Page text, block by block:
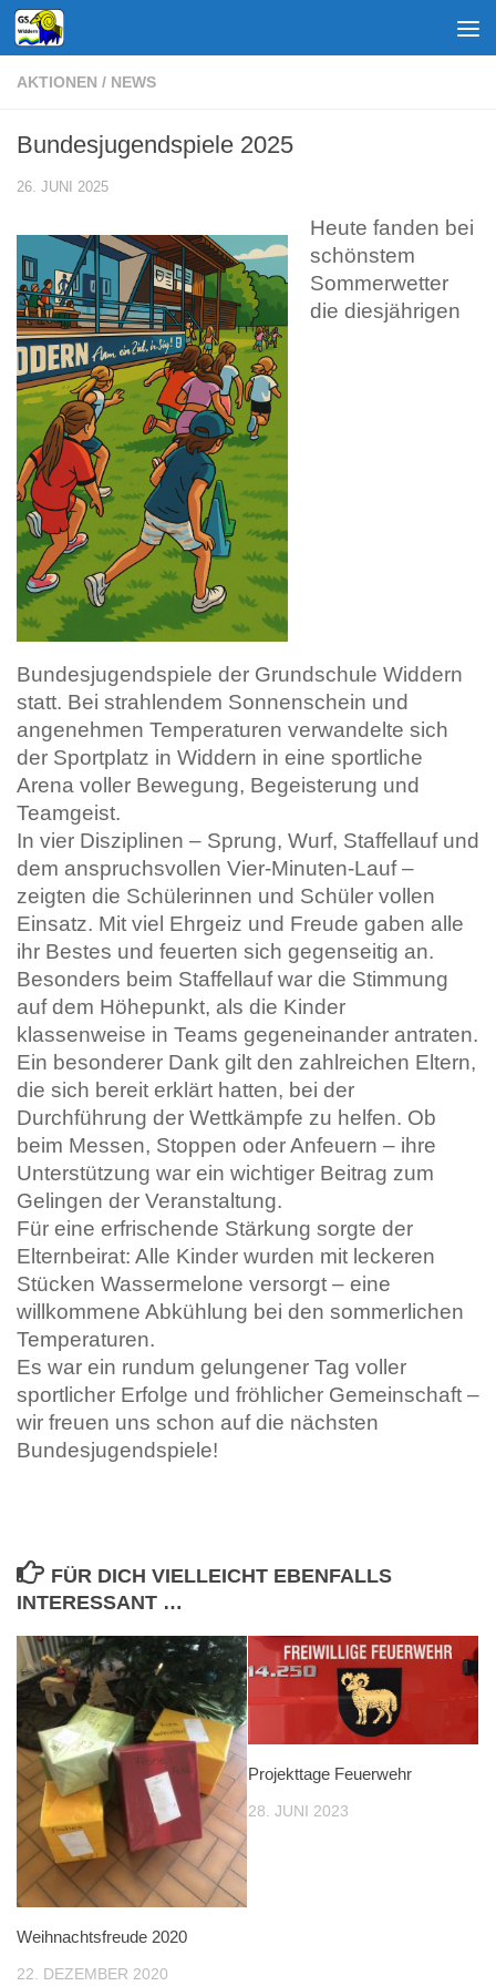
Zum Inhalt springen
AKTIONEN / NEWS
Bundesjugendspiele 2025
26. JUNI 2025
Heute fanden bei
schönstem
Sommerwetter
die diesjährigen
Bundesjugendspiele der Grundschule Widdern
statt. Bei strahlendem Sonnenschein und
angenehmen Temperaturen verwandelte sich
der Sportplatz in Widdern in eine sportliche
Arena voller Bewegung, Begeisterung und
Teamgeist.
In vier Disziplinen – Sprung, Wurf, Staffellauf und
dem anspruchsvollen Vier-Minuten-Lauf –
zeigten die Schülerinnen und Schüler vollen
Einsatz. Mit viel Ehrgeiz und Freude gaben alle
ihr Bestes und feuerten sich gegenseitig an.
Besonders beim Staffellauf war die Stimmung
auf dem Höhepunkt, als die Kinder
klassenweise in Teams gegeneinander antraten.
Ein besonderer Dank gilt den zahlreichen Eltern,
die sich bereit erklärt hatten, bei der
Durchführung der Wettkämpfe zu helfen. Ob
beim Messen, Stoppen oder Anfeuern – ihre
Unterstützung war ein wichtiger Beitrag zum
Gelingen der Veranstaltung.
Für eine erfrischende Stärkung sorgte der
Elternbeirat: Alle Kinder wurden mit leckeren
Stücken Wassermelone versorgt – eine
willkommene Abkühlung bei den sommerlichen
Temperaturen.
Es war ein rundum gelungener Tag voller
sportlicher Erfolge und fröhlicher Gemeinschaft –
wir freuen uns schon auf die nächsten
Bundesjugendspiele!
FÜR DICH VIELLEICHT EBENFALLS
INTERESSANT …
Weihnachtsfreude 2020
22. DEZEMBER 2020
Projekttage Feuerwehr
28. JUNI 2023